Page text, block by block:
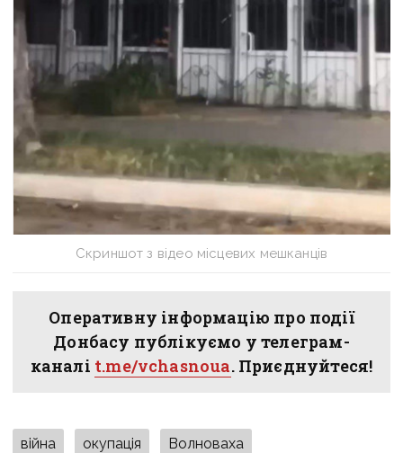
Скриншот з відео місцевих мешканців
Оперативну інформацію про події
Донбасу публікуємо у телеграм-
каналі t.me/vchasnoua. Приєднуйтеся!
війна окупація Волноваха